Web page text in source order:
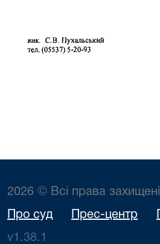
2026 © Всі права захищені
Про суд Прес-центр
v1.38.1